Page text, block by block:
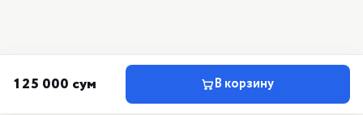
125 000 сум В корзину